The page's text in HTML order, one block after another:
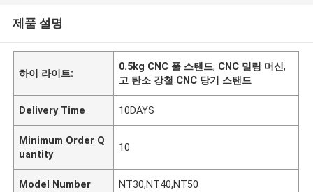
제품 설명
하이 라이트:
0.5kg CNC 풀 스탠드, CNC 밀링 머신,
고 탄소 강철 CNC 당기 스탠드
Delivery Time 10DAYS
Minimum Order Q
uantity
10
Model Number NT30,NT40,NT50